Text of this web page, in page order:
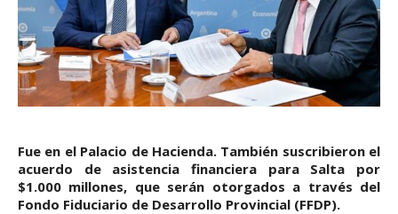
Fue en el Palacio de Hacienda. También suscribieron el
acuerdo de asistencia financiera para Salta por
$1.000 millones, que serán otorgados a través del
Fondo Fiduciario de Desarrollo Provincial (FFDP).